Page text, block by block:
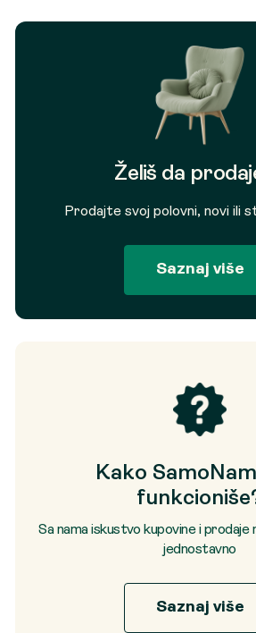
Želiš da
Prodajte svoj polovni, novi ili
Saznaj više
Kako
Sa nama iskustvo kupovine i
jednostavno
Saznaj više